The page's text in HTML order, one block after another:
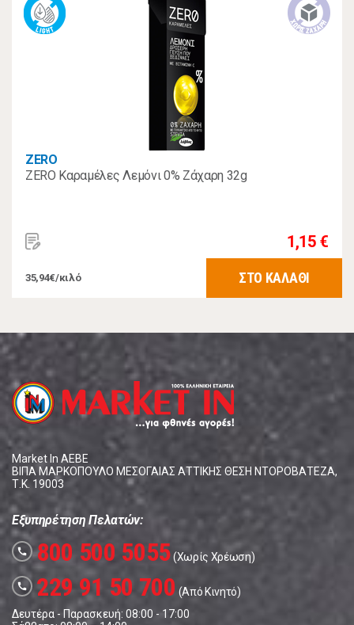
ZERO
ZERO Καραμέλες Λεμόνι 0% Zάχαρη 32g
1,15 €
35,94€/κιλό ΣΤΟ ΚΑΛΑΘΙ
Market In ΑΕΒΕ
ΒΙΠΑ ΜΑΡΚΟΠΟΥΛΟ ΜΕΣΟΓΑΙΑΣ ΑΤΤΙΚΗΣ ΘΕΣΗ ΝΤΟΡΟΒΑΤΕΖΑ,
Τ.Κ. 19003
Εξυπηρέτηση Πελατών:
call 800 500 5055(Χωρίς Χρέωση)
call 229 91 50 700 (Από Κινητό)
Δευτέρα - Παρασκευή: 08:00 - 17:00